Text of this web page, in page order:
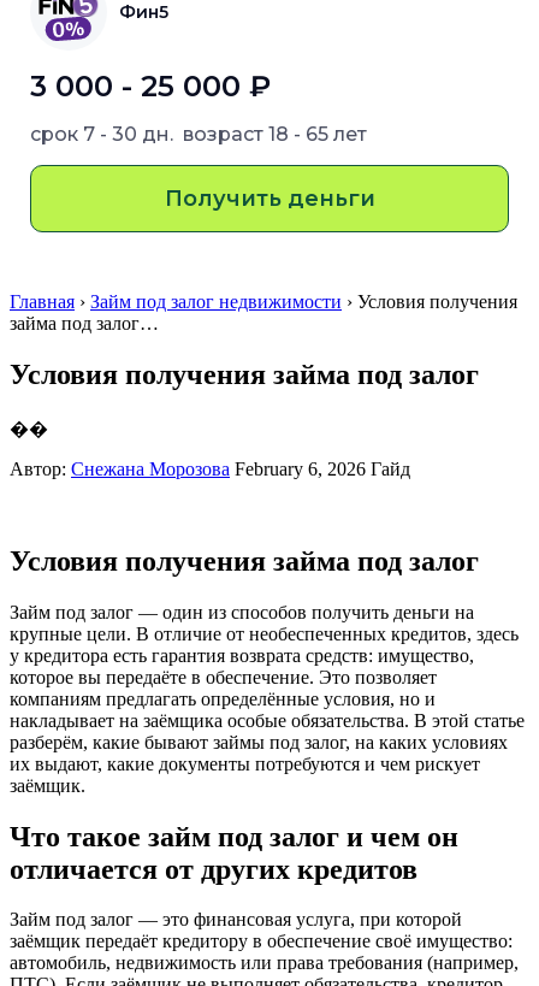
Фин5
3 000 - 25 000 ₽
срок 7 - 30 дн. возраст 18 - 65 лет
Получить деньги
Главная › Займ под залог недвижимости › Условия получения
займа под залог…
Условия получения займа под залог
��
Автор: Снежана Морозова February 6, 2026 Гайд
Условия получения займа под залог
Займ под залог — один из способов получить деньги на
крупные цели. В отличие от необеспеченных кредитов, здесь
у кредитора есть гарантия возврата средств: имущество,
которое вы передаёте в обеспечение. Это позволяет
компаниям предлагать определённые условия, но и
накладывает на заёмщика особые обязательства. В этой статье
разберём, какие бывают займы под залог, на каких условиях
их выдают, какие документы потребуются и чем рискует
заёмщик.
Что такое займ под залог и чем он
отличается от других кредитов
Займ под залог — это финансовая услуга, при которой
заёмщик передаёт кредитору в обеспечение своё имущество:
автомобиль, недвижимость или права требования (например,